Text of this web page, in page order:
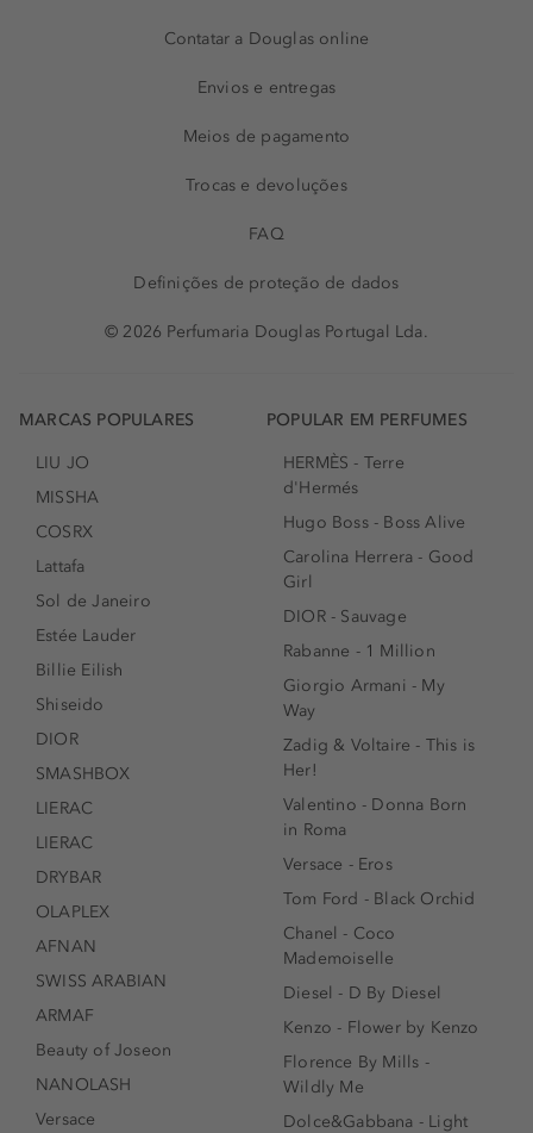
Contatar a Douglas online
Envios e entregas
Meios de pagamento
Trocas e devoluções
FAQ
Definições de proteção de dados
© 2026 Perfumaria Douglas Portugal Lda.
MARCAS POPULARES
LIU JO
MISSHA
COSRX
Lattafa
Sol de Janeiro
Estée Lauder
Billie Eilish
Shiseido
DIOR
SMASHBOX
LIERAC
LIERAC
DRYBAR
OLAPLEX
AFNAN
SWISS ARABIAN
ARMAF
Beauty of Joseon
NANOLASH
Versace
POPULAR EM PERFUMES
HERMÈS - Terre
d'Hermés
Hugo Boss - Boss Alive
Carolina Herrera - Good
Girl
DIOR - Sauvage
Rabanne - 1 Million
Giorgio Armani - My
Way
Zadig & Voltaire - This is
Her!
Valentino - Donna Born
in Roma
Versace - Eros
Tom Ford - Black Orchid
Chanel - Coco
Mademoiselle
Diesel - D By Diesel
Kenzo - Flower by Kenzo
Florence By Mills -
Wildly Me
Dolce&Gabbana - Light